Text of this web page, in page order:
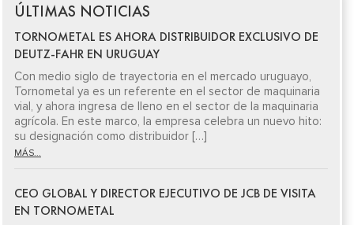
ÚLTIMAS NOTICIAS
TORNOMETAL ES AHORA DISTRIBUIDOR EXCLUSIVO DE
DEUTZ-FAHR EN URUGUAY
Con medio siglo de trayectoria en el mercado uruguayo,
Tornometal ya es un referente en el sector de maquinaria
vial, y ahora ingresa de lleno en el sector de la maquinaria
agrícola. En este marco, la empresa celebra un nuevo hito:
su designación como distribuidor […]
MÁS...
CEO GLOBAL Y DIRECTOR EJECUTIVO DE JCB DE VISITA
EN TORNOMETAL